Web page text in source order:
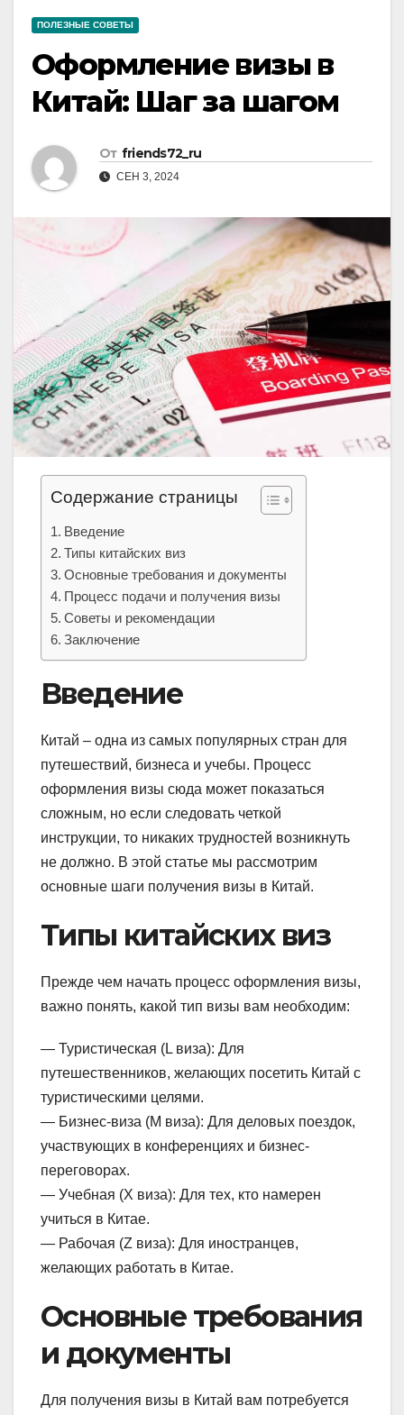
ПОЛЕЗНЫЕ СОВЕТЫ
Оформление визы в
Китай: Шаг за шагом
От friends72_ru
СЕН 3, 2024
Содержание страницы
Введение
Типы китайских виз
Основные требования и документы
Процесс подачи и получения визы
Советы и рекомендации
Заключение
Введение
Китай – одна из самых популярных стран для
путешествий, бизнеса и учебы. Процесс
оформления визы сюда может показаться
сложным, но если следовать четкой
инструкции, то никаких трудностей возникнуть
не должно. В этой статье мы рассмотрим
основные шаги получения визы в Китай.
Типы китайских виз
Прежде чем начать процесс оформления визы,
важно понять, какой тип визы вам необходим:
— Туристическая (L виза): Для
путешественников, желающих посетить Китай с
туристическими целями.
— Бизнес-виза (M виза): Для деловых поездок,
участвующих в конференциях и бизнес-
переговорах.
— Учебная (X виза): Для тех, кто намерен
учиться в Китае.
— Рабочая (Z виза): Для иностранцев,
желающих работать в Китае.
Основные требования
и документы
Для получения визы в Китай вам потребуется